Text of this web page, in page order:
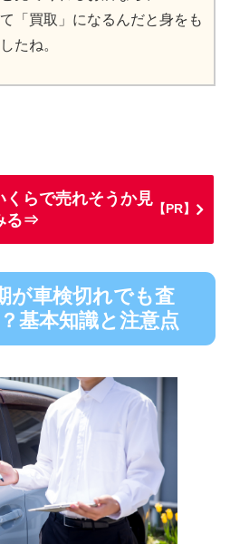
「買取」になるんだと身をも
たね。
くらで売れそうか見
る⇒
【PR】
が車検切れでも査
基本知識と注意点